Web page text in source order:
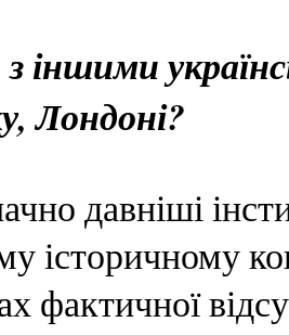
іншими
Лондоні?
давніші
історичному
фактичної